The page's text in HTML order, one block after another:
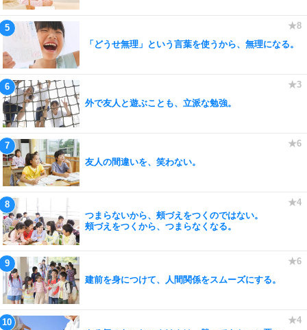
「どうせ無理」という言葉を使うから、無理になる。
外で友人と遊ぶことも、立派な勉強。
友人の間違いを、笑わない。
つまらないから、頰づえをつくのではない。
頰づえをつくから、つまらなくなる。
建前を身につけて、人間関係をスムーズにする。